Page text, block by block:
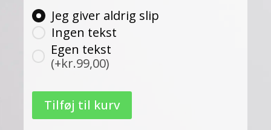
Jeg giver aldrig slip
Ingen tekst
Egen tekst
(+kr.99,00)
Tilføj til kurv